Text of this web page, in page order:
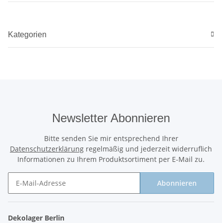
Kategorien
Newsletter Abonnieren
Bitte senden Sie mir entsprechend Ihrer
Datenschutzerklärung regelmäßig und jederzeit widerruflich
Informationen zu Ihrem Produktsortiment per E-Mail zu.
Abonnieren
Dekolager Berlin